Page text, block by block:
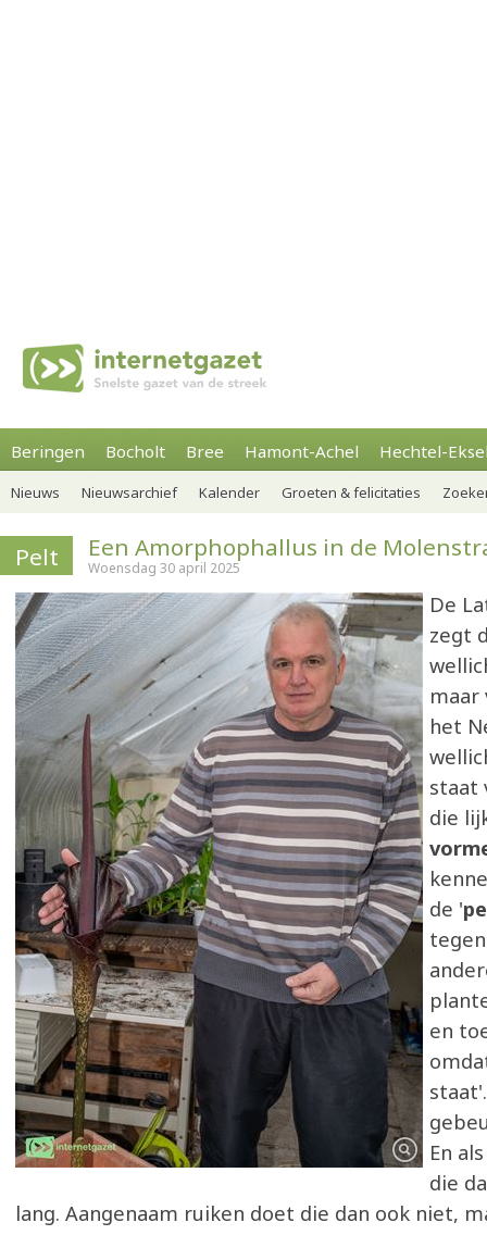
Beringen Bocholt Bree Hamont-Achel Hechtel-
Nieuws Nieuwsarchief Kalender Groeten & felicitaties
Pelt Een Amorphophallus in de
Woensdag 30 april 2025
De
zegt
maar
het
staat
die
de '
en
En
die
lang. Aangenaam ruiken doet die dan ook niet,